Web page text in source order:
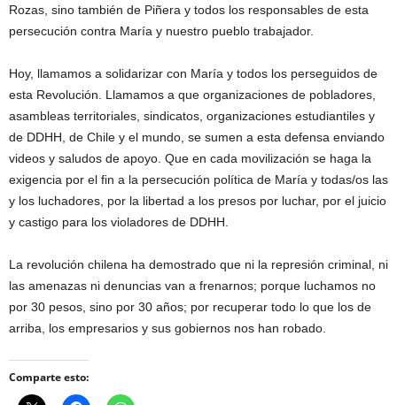
Rozas, sino también de Piñera y todos los responsables de esta
persecución contra María y nuestro pueblo trabajador.
Hoy, llamamos a solidarizar con María y todos los perseguidos de
esta Revolución. Llamamos a que organizaciones de pobladores,
asambleas territoriales, sindicatos, organizaciones estudiantiles y
de DDHH, de Chile y el mundo, se sumen a esta defensa enviando
videos y saludos de apoyo. Que en cada movilización se haga la
exigencia por el fin a la persecución política de María y todas/os las
y los luchadores, por la libertad a los presos por luchar, por el juicio
y castigo para los violadores de DDHH.
La revolución chilena ha demostrado que ni la represión criminal, ni
las amenazas ni denuncias van a frenarnos; porque luchamos no
por 30 pesos, sino por 30 años; por recuperar todo lo que los de
arriba, los empresarios y sus gobiernos nos han robado.
Comparte esto: